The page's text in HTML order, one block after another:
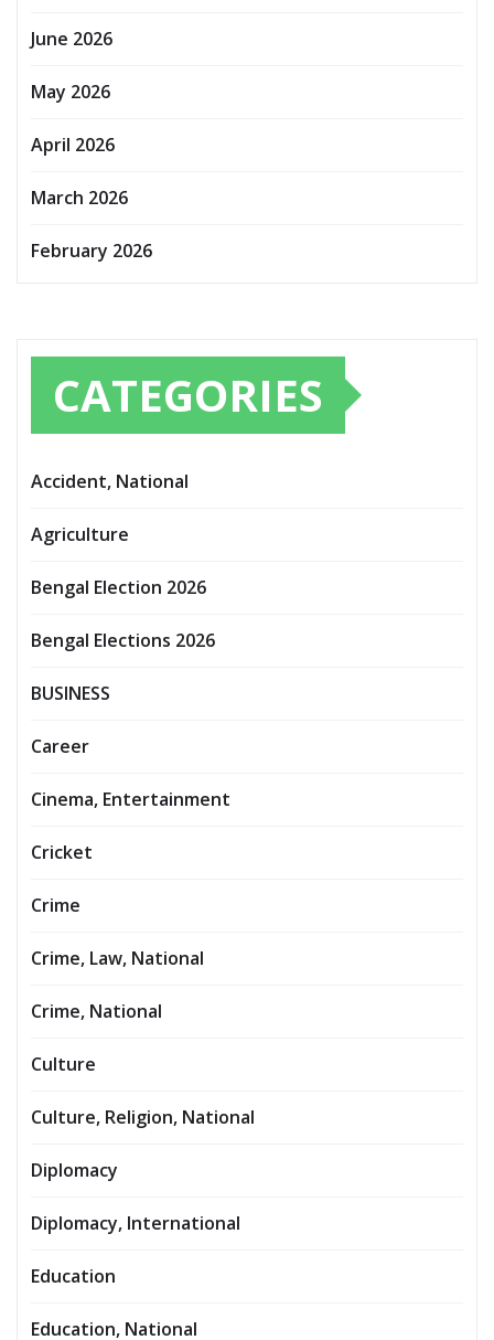
June 2026
May 2026
April 2026
March 2026
February 2026
CATEGORIES
Accident, National
Agriculture
Bengal Election 2026
Bengal Elections 2026
BUSINESS
Career
Cinema, Entertainment
Cricket
Crime
Crime, Law, National
Crime, National
Culture
Culture, Religion, National
Diplomacy
Diplomacy, International
Education
Education, National